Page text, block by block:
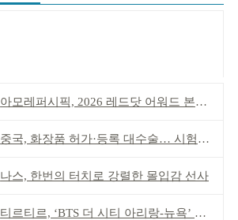
아모레퍼시픽, 2026 레드닷 어워드 본상 2개 수상
중국, 화장품 허가·등록 대수술… 시험자료 공용 허용
나스, 한번의 터치로 강렬한 몰입감 선사
티르티르, ‘BTS 더 시티 아리랑-뉴욕’ 참여